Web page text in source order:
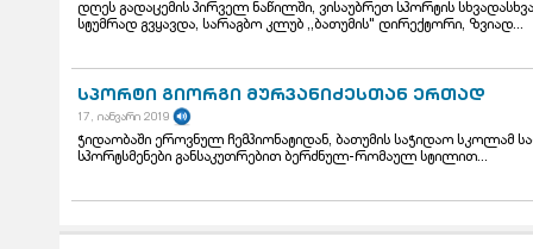
დღეს გადაცემის პირველ ნაწილში, ვისაუბრეთ სპორტის
სტუმრად გვყავდა, სარაგბო კლუბ ,,ბათუმის" დირექტორი, ზვიად...
სპორტი გიორგი მურვანიძესთან ერთად
17, იანვარი 2019
ჭიდაობაში ეროვნულ ჩემპიონატიდან, ბათუმის საჭიდაო სკოლამ
სპორტსმენები განსაკუთრებით ბერძნულ-რომაულ სტილით...